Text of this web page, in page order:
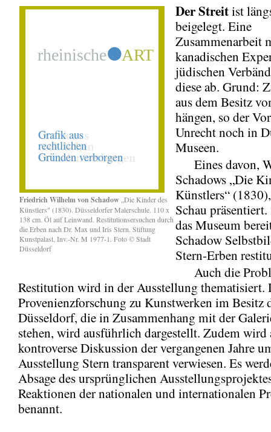
Friedrich Wilhelm von Schadow „Die Kinder des
Künstlers" (1830). Düsseldorfer Malerschule. 110 x
138 cm. Öl auf Leinwand. Restitutionsersuchen durch
die Erben nach Dr. Max und Iris Stern. Stiftung
Kunstpalast, Inv.-Nr. M 1977-1. Foto © Stadt
Düsseldorf
Der Streitist
beigelegt. Eine
Zusammenarbeit
kanadischen
jüdischen
diese ab. Grund:
aus dem Besitz
hängen, so der
Unrecht noch in
Museen.
Eines davon,
Schadows „Die
Künstlers“
Schau
das Museum
Schadow
Stern-Erben
Auch die
Restitution wird in der Ausstellung thematisiert.
Provenienzforschung zu Kunstwerken im Besitz
Düsseldorf, die in Zusammenhang mit der
stehen, wird ausführlich dargestellt. Zudem wird
kontroverse Diskussion der vergangenen Jahre
Ausstellung Stern transparent verwiesen. Es
Absage des ursprünglichen
Reaktionen der nationalen und internationalen
benannt.